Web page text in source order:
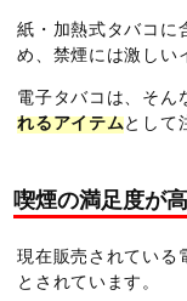
紙・加熱式タバコに
め、禁煙には激しい
電子タバコは、そん
れるアイテムとして
喫煙の満足度が
現在販売されている
とされています。